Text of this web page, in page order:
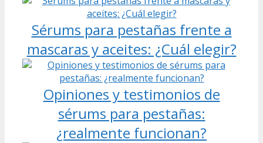
Sérums para pestañas frente a
mascaras y aceites: ¿Cuál elegir?
Opiniones y testimonios de
sérums para pestañas:
¿realmente funcionan?